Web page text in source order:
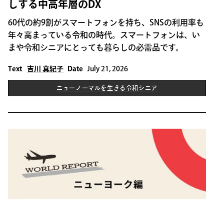
しする中高年層のDX
60代の約9割がスマートフォンを持ち、SNSの利用率も
年々高まっている令和の時代。スマートフォンは、い
まや令和シニアにとっても暮らしの必需品です。
Text 吉川 真紀子 Date July 21, 2026
ニューノーマルを生きる令和シニア
THIS IS SOME TEXT INSIDE OF A DIV BLOCK.